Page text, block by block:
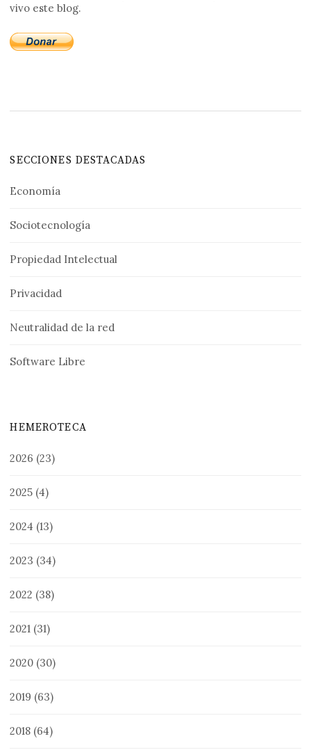
vivo este blog.
SECCIONES DESTACADAS
Economía
Sociotecnología
Propiedad Intelectual
Privacidad
Neutralidad de la red
Software Libre
HEMEROTECA
2026 (23)
2025 (4)
2024 (13)
2023 (34)
2022 (38)
2021 (31)
2020 (30)
2019 (63)
2018 (64)